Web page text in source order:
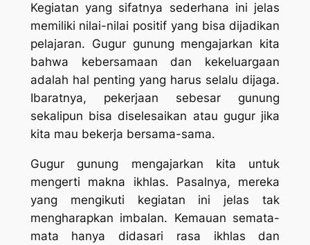
Kegiatan yang sifatnya sederhana ini jelas
memiliki nilai-nilai positif yang bisa dijadikan
pelajaran. Gugur gunung mengajarkan kita
bahwa kebersamaan dan kekeluargaan
adalah hal penting yang harus selalu dijaga.
Ibaratnya, pekerjaan sebesar gunung
sekalipun bisa diselesaikan atau gugur jika
kita mau bekerja bersama-sama.
Gugur gunung mengajarkan kita untuk
mengerti makna ikhlas. Pasalnya, mereka
yang mengikuti kegiatan ini jelas tak
mengharapkan imbalan. Kemauan semata-
mata hanya didasari rasa ikhlas dan